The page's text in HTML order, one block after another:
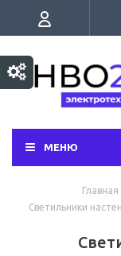
МЕНЮ
Главная
Светильники